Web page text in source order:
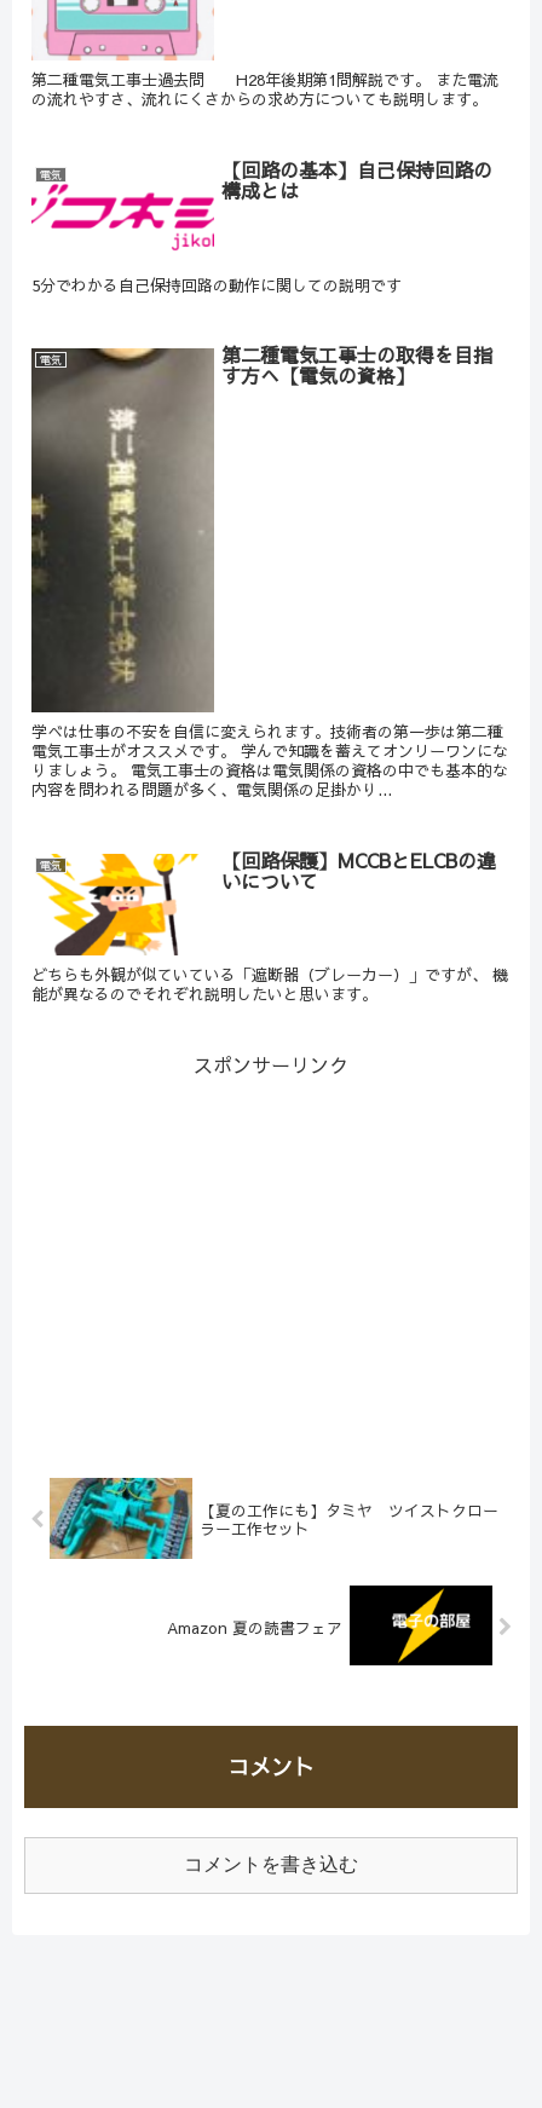
第二種電気工事士過去問 H28年後期第1問解説です。 また電流
の流れやすさ、流れにくさからの求め方についても説明します。
電気 【回路の基本】自己保持回路の
構成とは
5分でわかる自己保持回路の動作に関しての説明です
電気 第二種電気工事士の取得を目指
す方へ【電気の資格】
学べは仕事の不安を自信に変えられます。技術者の第一歩は第二種
電気工事士がオススメです。 学んで知識を蓄えてオンリーワンにな
りましょう。 電気工事士の資格は電気関係の資格の中でも基本的な
内容を問われる問題が多く、電気関係の足掛かり...
電気 【回路保護】MCCBとELCBの違
いについて
どちらも外観が似ていている「遮断器（ブレーカー）」ですが、 機
能が異なるのでそれぞれ説明したいと思います。
スポンサーリンク
【夏の工作にも】タミヤ ツイストクロー
ラー工作セット
Amazon 夏の読書フェア
コメント
コメントを書き込む